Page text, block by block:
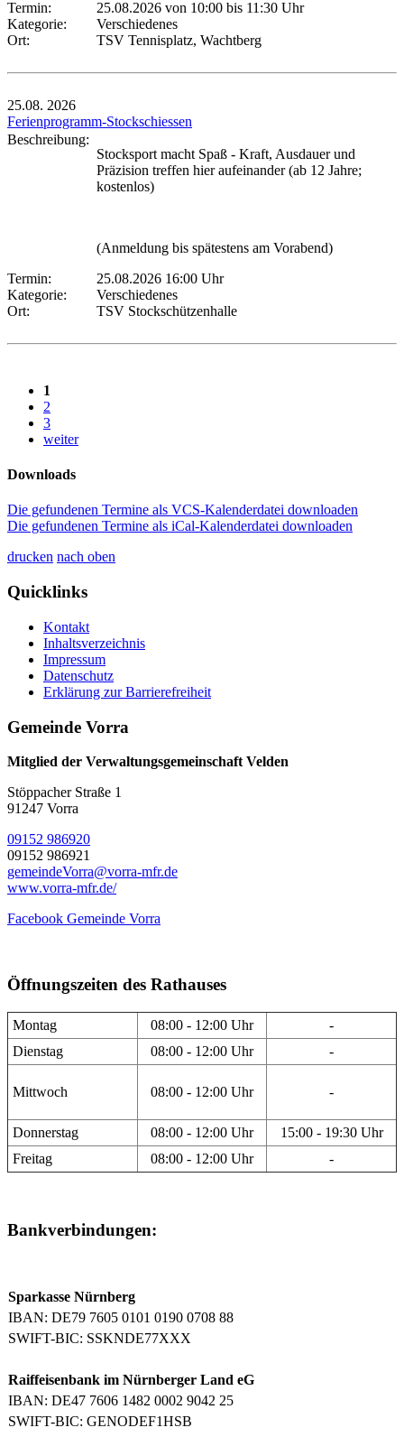
Termin:
25.08.2026 von 10:00 bis 11:30 Uhr
Kategorie:
Verschiedenes
Ort:
TSV Tennisplatz, Wachtberg
25.08. 2026
Ferienprogramm-Stockschiessen
Beschreibung:
Stocksport macht Spaß - Kraft, Ausdauer und
Präzision treffen hier aufeinander (ab 12 Jahre;
kostenlos)
(Anmeldung bis spätestens am Vorabend)
Termin:
25.08.2026 16:00 Uhr
Kategorie:
Verschiedenes
Ort:
TSV Stockschützenhalle
1
2
3
weiter
Downloads
Die gefundenen Termine als VCS-Kalenderdatei downloaden
Die gefundenen Termine als iCal-Kalenderdatei downloaden
drucken nach oben
Quicklinks
Kontakt
Inhaltsverzeichnis
Impressum
Datenschutz
Erklärung zur Barrierefreiheit
Gemeinde Vorra
Mitglied der Verwaltungsgemeinschaft Velden
Stöppacher Straße 1
91247 Vorra
09152 986920
09152 986921
gemeindeVorra@vorra-mfr.de
www.vorra-mfr.de/
Facebook Gemeinde Vorra
Öffnungszeiten des Rathauses
Montag 08:00 - 12:00 Uhr
-
Dienstag
08:00 - 12:00 Uhr -
Mittwoch 08:00 - 12:00 Uhr -
Donnerstag 08:00 - 12:00 Uhr
15:00 - 19:30 Uhr
Freitag
08:00 - 12:00 Uhr -
Bankverbindungen:
Sparkasse Nürnberg
IBAN: DE79 7605 0101 0190 0708 88
SWIFT-BIC: SSKNDE77XXX
Raiffeisenbank im Nürnberger Land eG
IBAN: DE47 7606 1482 0002 9042 25
SWIFT-BIC: GENODEF1HSB